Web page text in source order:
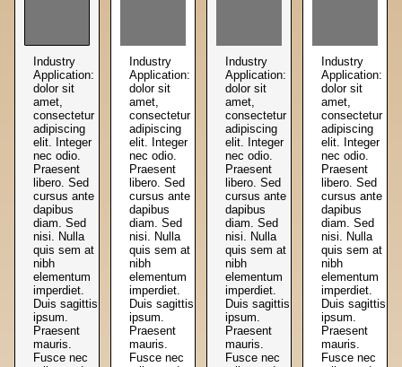
Industry
Application:
dolor sit
amet,
consectetur
adipiscing
elit. Integer
nec odio.
Praesent
libero. Sed
cursus ante
dapibus
diam. Sed
nisi. Nulla
quis sem at
nibh
elementum
imperdiet.
Duis sagittis
ipsum.
Praesent
mauris.
Fusce nec
Industry
Application:
dolor sit
amet,
consectetur
adipiscing
elit. Integer
nec odio.
Praesent
libero. Sed
cursus ante
dapibus
diam. Sed
nisi. Nulla
quis sem at
nibh
elementum
imperdiet.
Duis sagittis
ipsum.
Praesent
mauris.
Fusce nec
Industry
Application:
dolor sit
amet,
consectetur
adipiscing
elit. Integer
nec odio.
Praesent
libero. Sed
cursus ante
dapibus
diam. Sed
nisi. Nulla
quis sem at
nibh
elementum
imperdiet.
Duis sagittis
ipsum.
Praesent
mauris.
Fusce nec
Industry
Application:
dolor sit
amet,
consectetur
adipiscing
elit. Integer
nec odio.
Praesent
libero. Sed
cursus ante
dapibus
diam. Sed
nisi. Nulla
quis sem at
nibh
elementum
imperdiet.
Duis sagittis
ipsum.
Praesent
mauris.
Fusce nec